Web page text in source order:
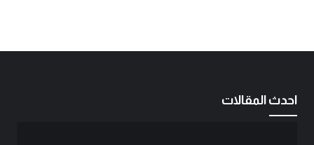
احدث المقالات